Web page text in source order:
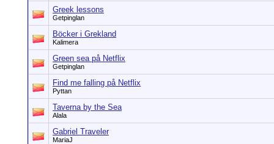
Greek lessons
Getpinglan
Böcker i Grekland
Kalimera
Green sea på Netflix
Getpinglan
Find me falling på Netflix
Pyttan
Taverna by the Sea
Alala
Gabriel Traveler
MariaJ